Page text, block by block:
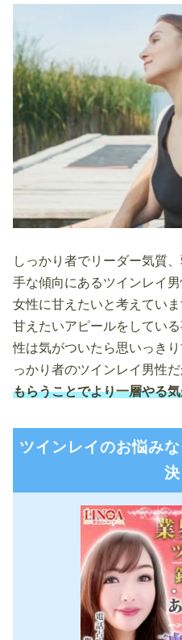
しっかり者でリーダー気質
手な傾向にあるツインレイ
女性に甘えたいと考えていま
甘えたいアピールをしてい
性は気がついたら思いっき
っかり者のツインレイ男性
もらうことでより一層やる
ツインレイのお悩み
決